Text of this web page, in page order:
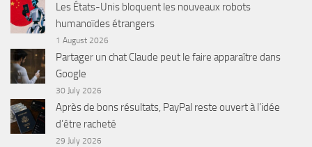
Les États-Unis bloquent les nouveaux robots
humanoïdes étrangers
1 August 2026
Partager un chat Claude peut le faire apparaître dans
Google
30 July 2026
Après de bons résultats, PayPal reste ouvert à l’idée
d’être racheté
29 July 2026